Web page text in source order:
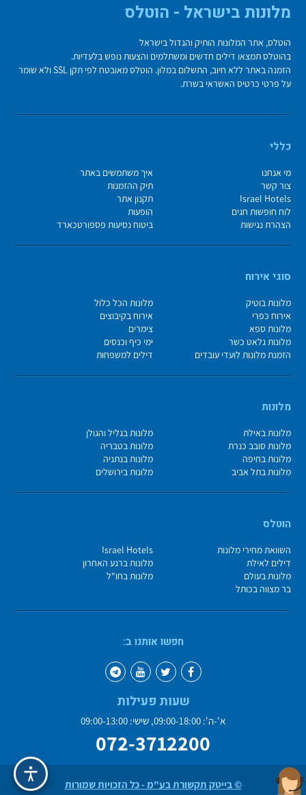
מלונות בישראל - הוטלס
הוטלס, אתר המלונות הותיק והגדול בישראל
בהוטלס תמצאו דילים חדשים ומשתלמים והצעות נופש בלעדיות.
הזמנה באתר ללא חיוב, התשלום במלון. הוטלס מאובטח לפי תקן SSL ולא שומר
על פרטי כרטיס האשראי בשרת.
כללי
מי אנחנו
איך משתמשים באתר
צור קשר
תיק ההזמנות
Israel Hotels
תקנון אתר
לוח חופשות חגים
הופעות
הצהרת נגישות
ביטוח נסיעות פספורטכארד
סוגי אירוח
מלונות בוטיק
מלונות הכל כלול
אירוח כפרי
אירוח בקיבוצים
מלונות ספא
צימרים
מלונות גלאט כשר
ימי כיף וכנסים
הזמנת מלונות לועדי עובדים
דילים למשפחות
מלונות
מלונות באילת
מלונות בגליל והגולן
מלונות סובב כנרת
מלונות בטבריה
מלונות בחיפה
מלונות בנתניה
מלונות בתל אביב
מלונות בירושלים
הוטלס
השוואת מחירי מלונות
Israel Hotels
דילים לאילת
מלונות ברגע האחרון
מלונות בעולם
מלונות בחו"ל
בר מצווה בכותל
חפשו אותנו ב:
שעות פעילות
א'-ה': 09:00-18:00, שישי: 09:00-13:00
072-3712200
© בייטק תקשורת בע"מ - כל הזכויות שמורות